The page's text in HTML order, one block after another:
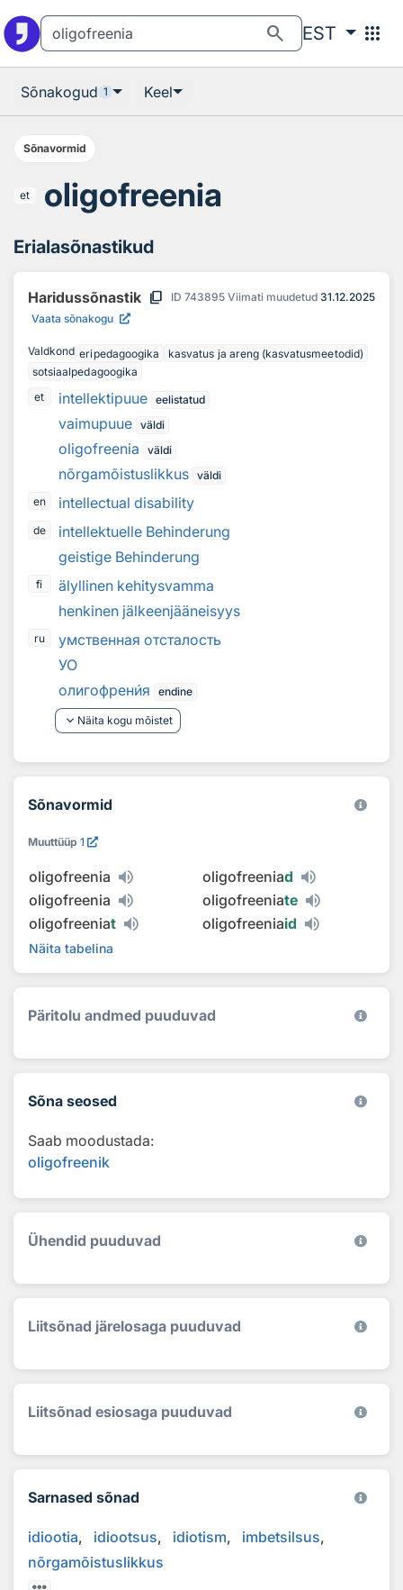
search EST apps
Sõnakogud 1 Keel
Sõnavormid
et oligofreenia
Erialasõnastikud
Haridussõnastik content_copy ID 743895 Viimati muudetud 31.12.2025
Vaata sõnakogu
Valdkond eripedagoogika
kasvatus ja areng (kasvatusmeetodid)
sotsiaalpedagoogika
et
intellektipuue eelistatud
vaimupuue väldi
oligofreenia väldi
nõrgamõistuslikkus väldi
en
intellectual disability
de
intellektuelle Behinderung
geistige Behinderung
fi
älyllinen kehitysvamma
henkinen jälkeenjääneisyys
ru
умственная отсталость
УО
олигофрения endine
keyboard_arrow_down Näita kogu mõistet
Sõnavormid
Muuttüüp 1
oligofreenia oligofreeniad
oligofreenia
oligofreeniate
oligofreeniat oligofreeniaid
Näita tabelina
Päritolu andmed puuduvad
Sõna seosed
Saab moodustada:
oligofreenik
Ühendid puuduvad
Liitsõnad järelosaga puuduvad
Liitsõnad esiosaga puuduvad
Sarnased sõnad
idiootia idiootsus idiotism
imbetsilsus
nõrgamõistuslikkus